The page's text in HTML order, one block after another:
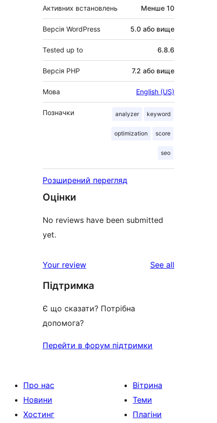
Активних встановлень Менше 10
Версія WordPress 5.0 або вище
Tested up to 6.8.6
Версія PHP 7.2 або вище
Мова English (US)
Позначки analyzer keyword
optimization score
seo
Розширений перегляд
Оцінки
No reviews have been submitted
yet.
Your review See all
Підтримка
Є що сказати? Потрібна
допомога?
Перейти в форум підтримки
Про нас
Новини
Хостинг
Вітрина
Теми
Плагіни